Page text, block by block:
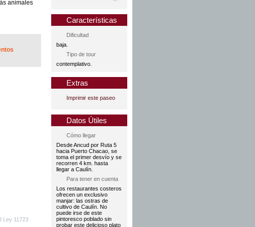
animales
Ley 11723
Características
Dificultad
baja.
Tipo de tour
contemplativo.
Extras
Imprimir este paseo
Datos Útiles
Cómo llegar
Desde Ancud por Ruta 5
hacia Puerto Chacao, se
toma el primer desvío y se
recorren 4 km. hasta
llegar a Caulín.
Para tener en cuenta
Los restaurantes costeros
ofrecen un exclusivo
manjar: las ostras de
cultivo de Caulín. No
puede irse de este
pintoresco poblado sin
probar este delicioso plato